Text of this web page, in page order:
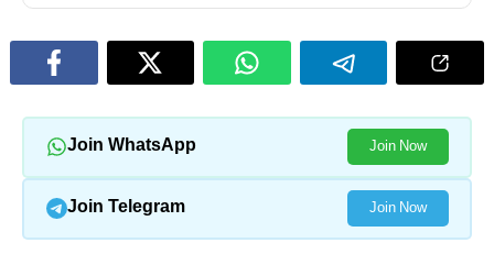
Join WhatsApp Join Now
Join Telegram Join Now